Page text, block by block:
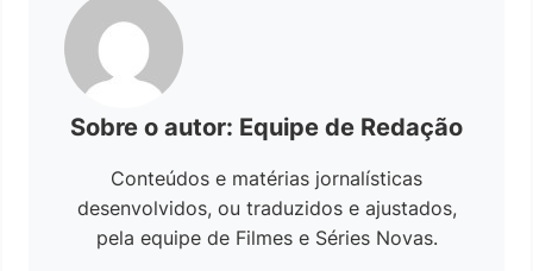
Sobre o autor: Equipe de Redação
Conteúdos e matérias jornalísticas
desenvolvidos, ou traduzidos e ajustados,
pela equipe de Filmes e Séries Novas.